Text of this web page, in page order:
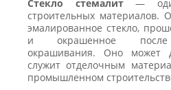
Стекло стемалит— один
строительных материалов.
эмалированное стекло,
и окрашенное после
окрашивания. Оно может
служит отделочным
промышленном